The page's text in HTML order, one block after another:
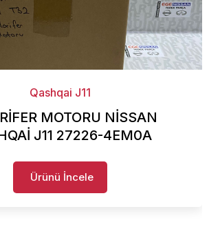
Qashqai J11
MOTORU NİSSAN
J11 27226-4EM0A
Ürünü İncele